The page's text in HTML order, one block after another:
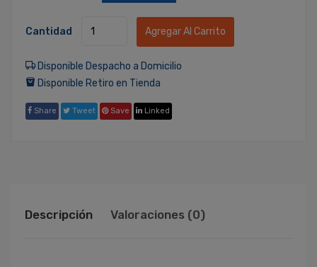
Cantidad Agregar Al Carrito
Disponible Despacho a Domicilio
Disponible Retiro en Tienda
Share Tweet Save Linked
Descripción Valoraciones (0)